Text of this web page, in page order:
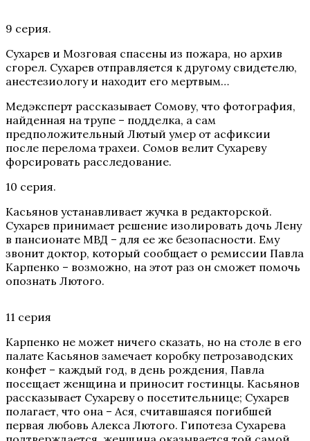
9 серия.
Сухарев и Мозговая спасены из пожара, но архив
сгорел. Сухарев отправляется к другому свидетелю,
анестезиологу и находит его мертвым…
Медэксперт рассказывает Сомову, что фотография,
найденная на трупе – подделка, а сам
предположительный Лютый умер от асфиксии
после перелома трахеи. Сомов велит Сухареву
форсировать расследование.
10 серия.
Касьянов устанавливает жучка в редакторской.
Сухарев принимает решение изолировать дочь Лену
в пансионате МВД – для ее же безопасности. Ему
звонит доктор, который сообщает о ремиссии Павла
Карпенко – возможно, на этот раз он сможет помочь
опознать Лютого.
11 серия
Карпенко не может ничего сказать, но на столе в его
палате Касьянов замечает коробку петрозаводских
конфет – каждый год, в день рождения, Павла
посещает женщина и приносит гостинцы. Касьянов
рассказывает Сухареву о посетительнице; Сухарев
полагает, что она – Ася, считавшаяся погибшей
первая любовь Алекса Лютого. Гипотеза Сухарева